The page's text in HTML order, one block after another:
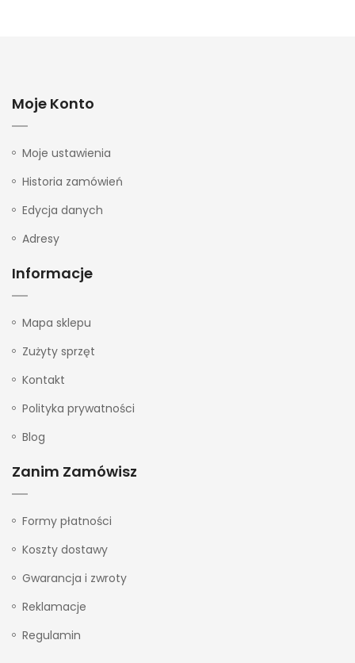
Moje Konto
Moje ustawienia
Historia zamówień
Edycja danych
Adresy
Informacje
Mapa sklepu
Zużyty sprzęt
Kontakt
Polityka prywatności
Blog
Zanim Zamówisz
Formy płatności
Koszty dostawy
Gwarancja i zwroty
Reklamacje
Regulamin